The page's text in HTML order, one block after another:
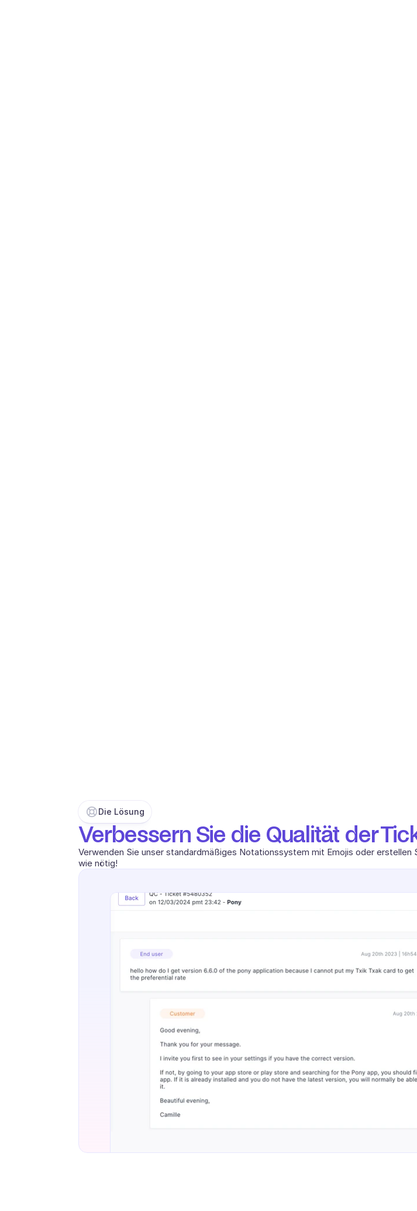
Die Lösung
Verbessern Sie die Qualität der
Verwenden Sie unser standardmäßiges Notationssystem mit Emojis oder
wie nötig!